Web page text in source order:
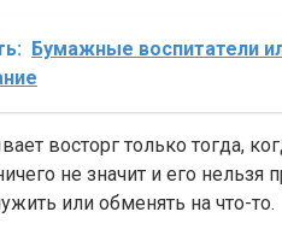
Бумажные воспитатели
восторг только тогда,
не значит и его нельзя
или обменять на что-то.